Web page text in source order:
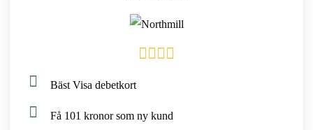
Bäst Visa debetkort
Få 101 kronor som ny kund